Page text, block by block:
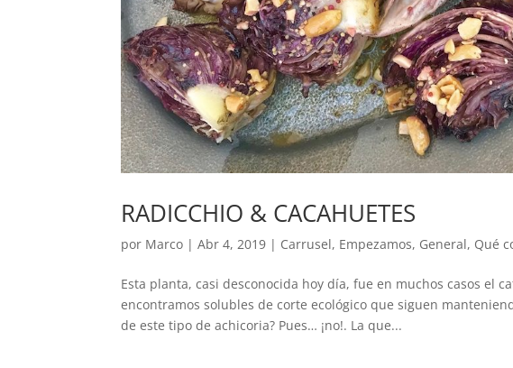
RADICCHIO & CACAHUETES
por Marco |Abr 4, 2019 | Carrusel, Empezamos, General, Qué
Esta planta, casi desconocida hoy día, fue en muchos casos el
encontramos solubles de corte ecológico que siguen
de este tipo de achicoria? Pues… ¡no!. La que...